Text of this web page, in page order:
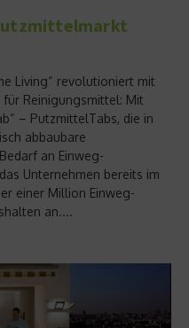
Living“ revolutioniert mit
Reinigungsmittel: Mit
– PutzmittelTabs, die in
abbaubare
an Einweg-
Unternehmen bereits im
einer Million Einweg-
an....